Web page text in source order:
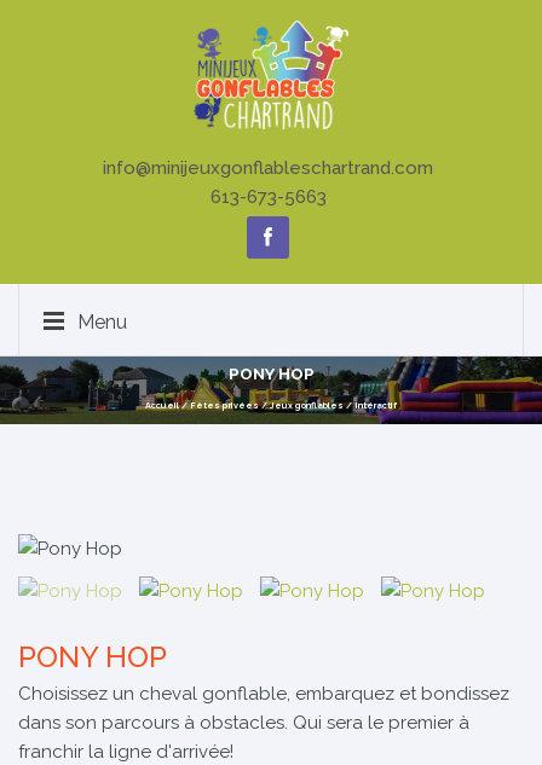
info@minijeuxgonflableschartrand.com
613-673-5663
Menu
PONY HOP
Accueil/Fêtes privées/Jeux gonflables/Intéractif
PONY HOP
Choisissez un cheval gonflable, embarquez et bondissez
dans son parcours à obstacles. Qui sera le premier à
franchir la ligne d'arrivée!